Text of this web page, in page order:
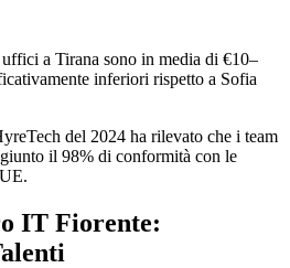
a Tirana sono in media di €10–
inferiori rispetto a Sofia
del 2024 ha rilevato che i team
il 98% di conformità con le
IT Fiorente: